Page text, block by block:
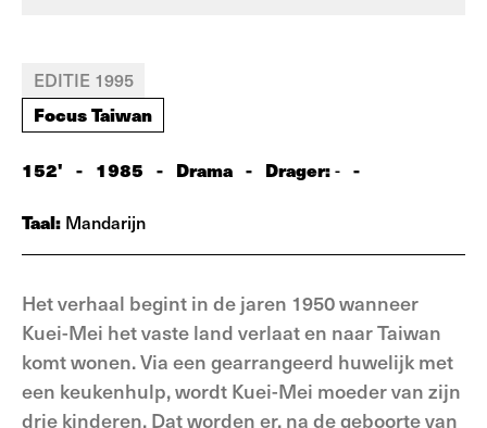
EDITIE 1995
Focus Taiwan
152' - 1985 - Drama - Drager:- -
Taal: Mandarijn
Het verhaal begint in de jaren 1950 wanneer
Kuei-Mei het vaste land verlaat en naar Taiwan
komt wonen. Via een gearrangeerd huwelijk met
een keukenhulp, wordt Kuei-Mei moeder van zijn
drie kinderen. Dat worden er, na de geboorte van